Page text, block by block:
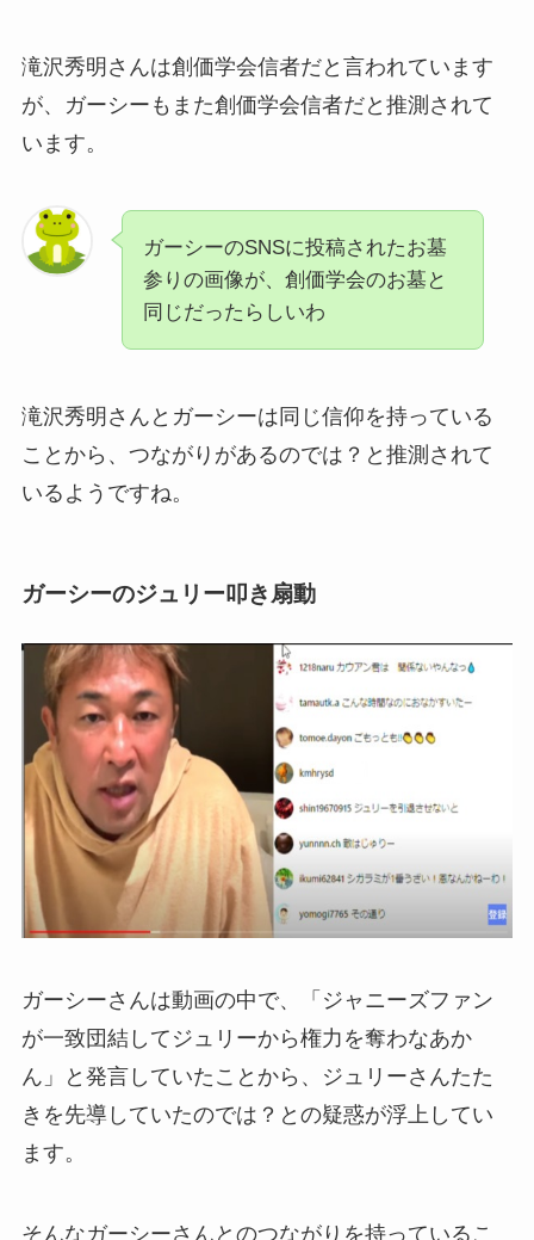
滝沢秀明さんは創価学会信者だと言われています
が、ガーシーもまた創価学会信者だと推測されて
います。
ガーシーのSNSに投稿されたお墓
参りの画像が、創価学会のお墓と
同じだったらしいわ
滝沢秀明さんとガーシーは同じ信仰を持っている
ことから、つながりがあるのでは？と推測されて
いるようですね。
ガーシーのジュリー叩き扇動
ガーシーさんは動画の中で、「ジャニーズファン
が一致団結してジュリーから権力を奪わなあか
ん」と発言していたことから、ジュリーさんたた
きを先導していたのでは？との疑惑が浮上してい
ます。
そんなガーシーさんとのつながりを持っているこ